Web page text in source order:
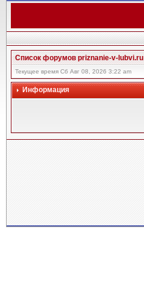
Список форумов priznanie-v-lubvi.ru
Текущее время Сб Авг 08, 2026 3:22 am
Информация